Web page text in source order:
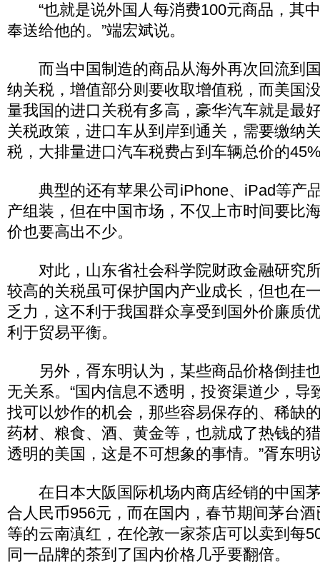
“也就是说外国人每消费100元商品，其
奉送给他的。”端宏斌说。
而当中国制造的商品从海外再次回流到
纳关税，增值部分则要收取增值税，而美国
量我国的进口关税有多高，豪华汽车就是最
关税政策，进口车从到岸到通关，需要缴纳
税，大排量进口汽车税费占到车辆总价的
典型的还有苹果公司iPhone、iPad等产
产组装，但在中国市场，不仅上市时间要比
价也要高出不少。
对此，山东省社会科学院财政金融研究
较高的关税虽可保护国内产业成长，但也在
乏力，这不利于我国群众享受到国外价廉质
利于贸易平衡。
另外，胥东明认为，某些商品价格倒挂
无关系。“国内信息不透明，投资渠道少，导
找可以炒作的机会，那些容易保存的、稀缺
药材、粮食、酒、黄金等，也就成了热钱的
透明的美国，这是不可想象的事情。”胥东明
在日本大阪国际机场内商店经销的中国
合人民币956元，而在国内，春节期间茅台
等的云南滇红，在伦敦一家茶店可以卖到每
同一品牌的茶到了国内价格几乎要翻倍。